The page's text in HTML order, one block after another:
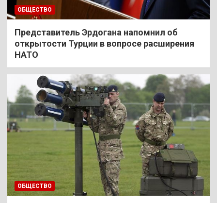
ОБЩЕСТВО
Представитель Эрдогана напомнил об
открытости Турции в вопросе расширения
НАТО
ОБЩЕСТВО